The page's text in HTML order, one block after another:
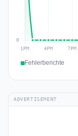
Fehlerberichte
ADVERTISEMENT